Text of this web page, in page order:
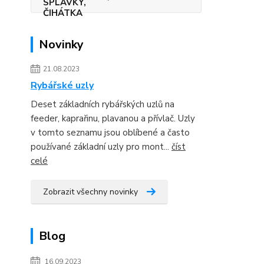
Novinky
21.08.2023
Rybářské uzly
Deset základních rybářských uzlů na
feeder, kaprařinu, plavanou a přívlač. Uzly
v tomto seznamu jsou oblíbené a často
používané základní uzly pro mont... číst
celé
Zobrazit všechny novinky
Blog
16.09.2023